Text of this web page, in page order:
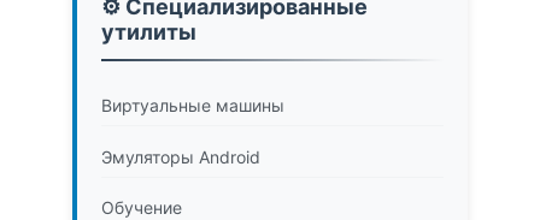
⚙️ Специализированные
утилиты
Виртуальные машины
Эмуляторы Android
Обучение